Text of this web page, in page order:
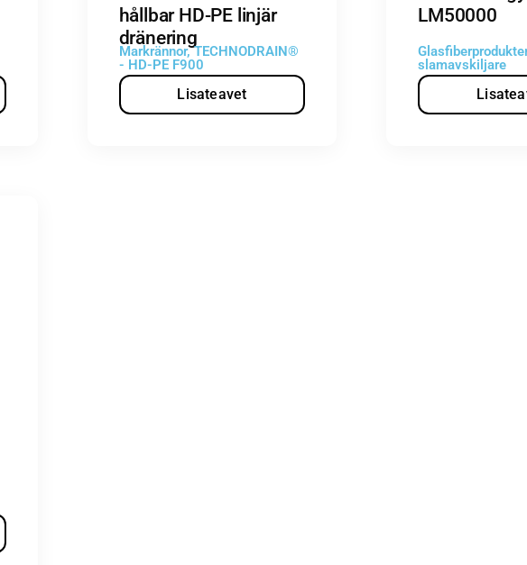
hållbar HD-PE linjär
dränering
Markrännor,TECHNODRAIN®
- HD-PE F900
Lisateavet
LM50000
slamavskiljare